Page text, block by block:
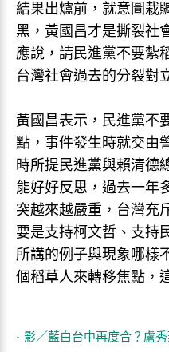
結果出爐前，就意圖栽
黑，黃國昌才是撕裂社
應說，請民進黨不要紮
台灣社會過去的分裂對
黃國昌表示，民進黨不
點，事件發生時就交由
時所提民進黨與賴清德
能好好反思，過去一年
突越來越嚴重，台灣充
要是支持柯文哲、支持
所講的例子與現象哪樣
個稻草人來轉移焦點，
影／藍白台中再度合？盧